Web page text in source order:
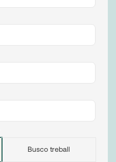
Busco treball